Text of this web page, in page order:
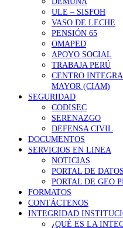
ULE – SISFOH
VASO DE LECHE
PENSIÓN 65
OMAPED
APOYO SOCIAL
TRABAJA PERÚ
CENTRO
MAYOR (CIAM)
SEGURIDAD
CODISEC
SERENAZGO
DEFENSA CIVIL
DOCUMENTOS
SERVICIOS EN LINEA
NOTICIAS
PORTAL DE
PORTAL DE GEO
FORMATOS
CONTÁCTENOS
INTEGRIDAD
¿QUÉ ES LA